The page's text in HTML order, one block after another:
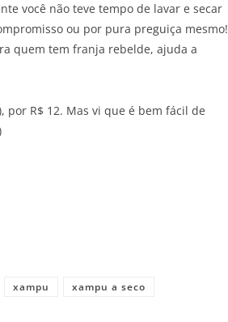
você não teve tempo de lavar e secar
ou por pura preguiça mesmo!
quem tem franja rebelde, ajuda a
R$ 12. Mas vi que é bem fácil de
xampu xampu a seco